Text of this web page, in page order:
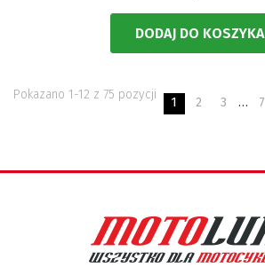
DODAJ DO KOSZYKA
Pokazano 1-12 z 75 pozycji
1 2 3 … 7